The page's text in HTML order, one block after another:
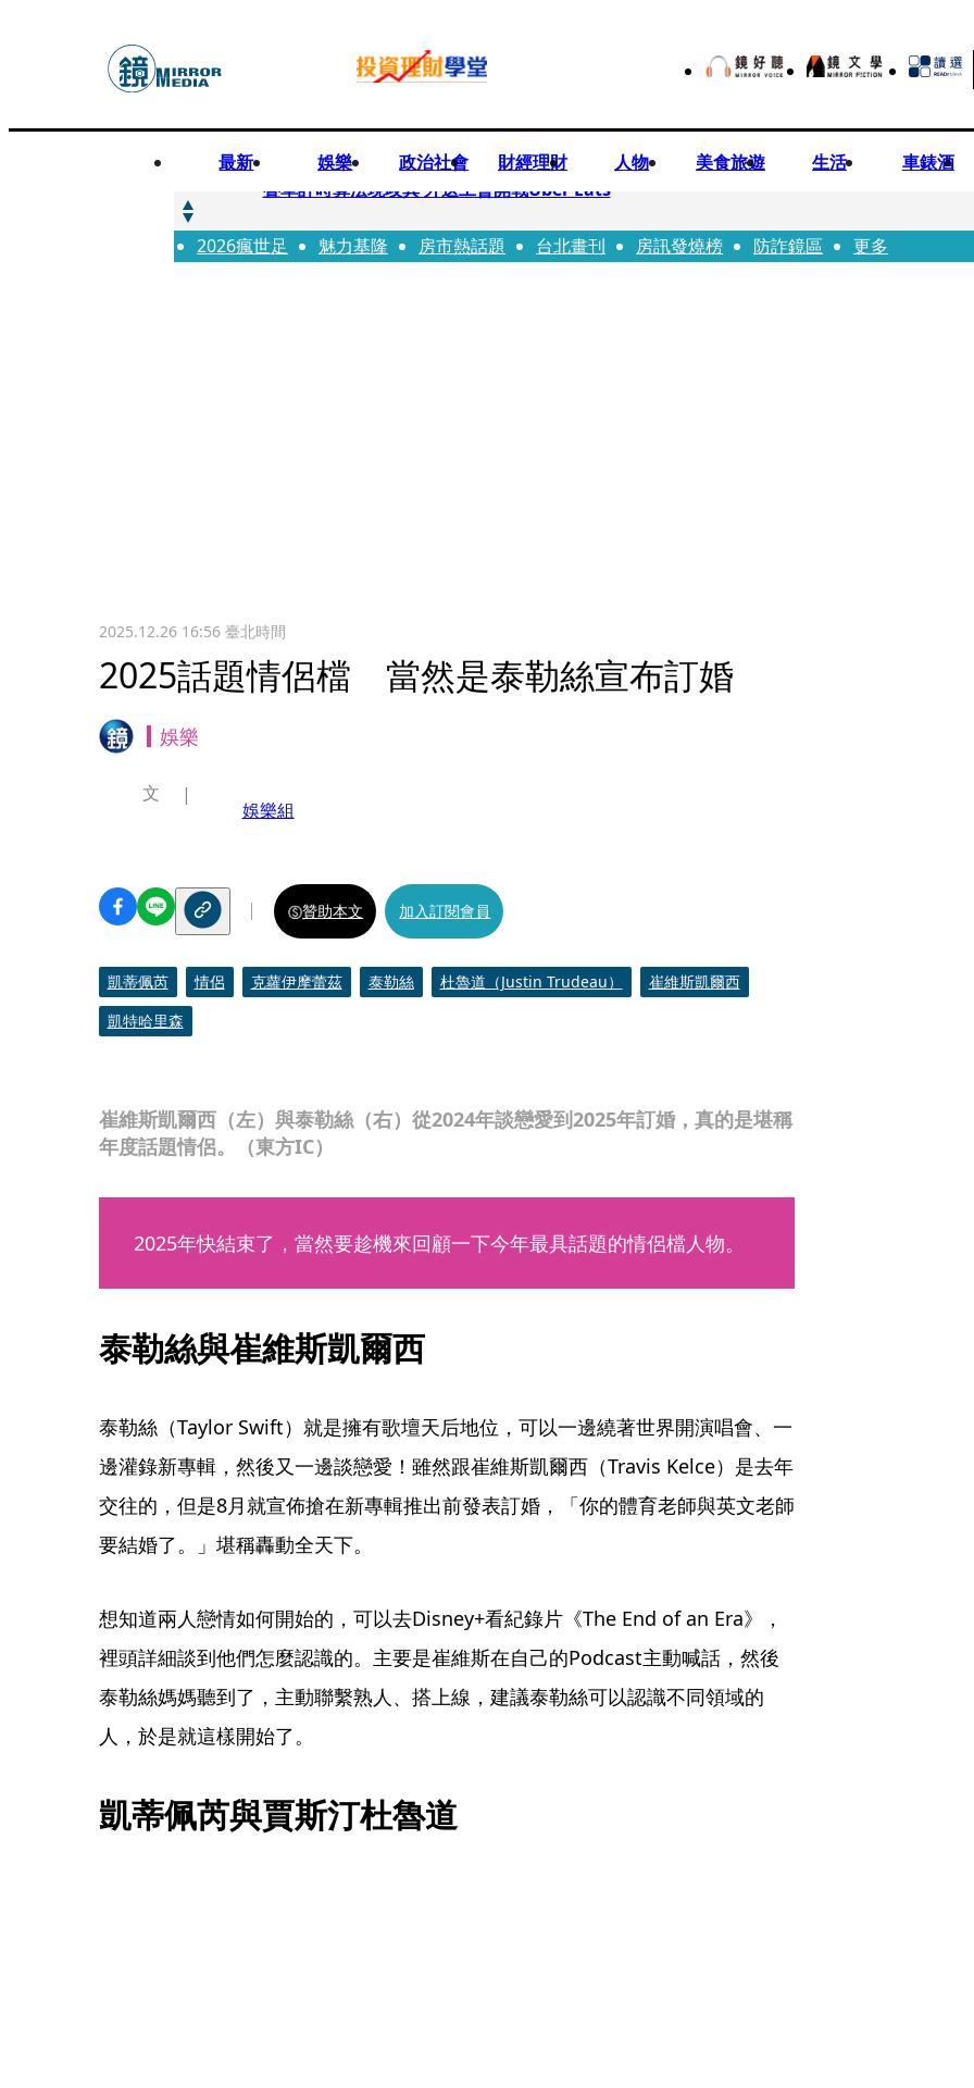
最新 娛樂 政治社會 財經理財 人物 美食旅遊 生活 車錶酒
快訊
疊單計時算法現歧異 外送工會開戰Uber Eats
快訊
靚時尚／大丈夫當如是 Multifaceted Manhood
2026瘋世足 魅力基隆 房市熱話題 台北畫刊 房訊發燒榜 防詐鏡區 更多
2025.12.26 16:56臺北時間
2025話題情侶檔 當然是泰勒絲宣布訂婚
娛樂
崔維斯凱爾西（左）與泰勒絲（右）從2024年談戀愛到2025年訂婚，真的是堪稱
年度話題情侶。（東方IC）
文
娛樂組
贊助本文 加入訂閱會員
凱蒂佩芮 情侶 克蘿伊摩蕾茲 泰勒絲 杜魯道（Justin Trudeau）
崔維斯凱爾西
凱特哈里森
2025年快結束了，當然要趁機來回顧一下今年最具話題的情侶檔人物。
泰勒絲與崔維斯凱爾西
泰勒絲（Taylor Swift）就是擁有歌壇天后地位，可以一邊繞著世界開演唱會、一
邊灌錄新專輯，然後又一邊談戀愛！雖然跟崔維斯凱爾西（Travis Kelce）是去年
交往的，但是8月就宣佈搶在新專輯推出前發表訂婚，「你的體育老師與英文老師
要結婚了。」堪稱轟動全天下。
想知道兩人戀情如何開始的，可以去Disney+看紀錄片《The End of an Era》，
裡頭詳細談到他們怎麼認識的。主要是崔維斯在自己的Podcast主動喊話，然後
泰勒絲媽媽聽到了，主動聯繫熟人、搭上線，建議泰勒絲可以認識不同領域的
人，於是就這樣開始了。
凱蒂佩芮與賈斯汀杜魯道